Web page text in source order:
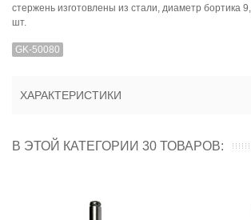
стержень изготовлены из стали, диаметр бортика
шт.
GK-50080
ХАРАКТЕРИСТИКИ
В ЭТОЙ КАТЕГОРИИ 30 ТОВАРОВ: